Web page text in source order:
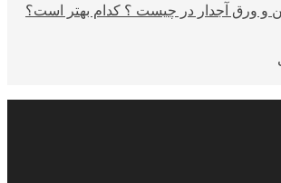
و ورق آجدار در چیست ؟ کدام بهتر است؟